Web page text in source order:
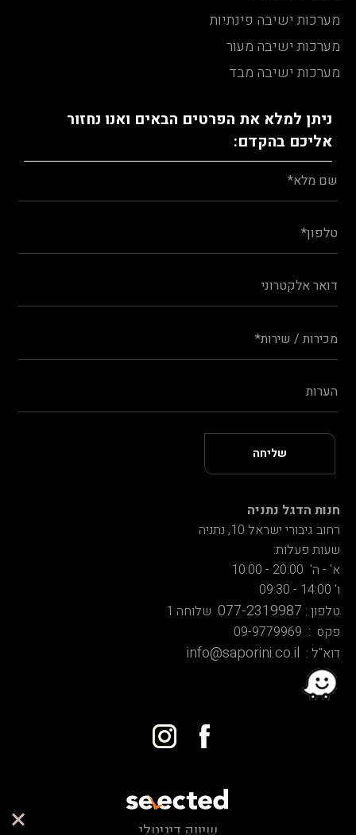
מערכות ישיבה פינתיות
מערכות ישיבה מעור
מערכות ישיבה מבד
ניתן למלא את הפרטים הבאים ואנו נחזור
אליכם בהקדם:
חנות הדגל נתניה
רחוב גיבורי ישראל 10, נתניה
שעות פעלות:
א' - ה' 20:00 - 10:00
ו' 14:00 - 09:30
טלפון : 077-2319987 שלוחה 1
פקס : 09-9779969
דוא"ל : info@saporini.co.il
שיווק דיגיטלי